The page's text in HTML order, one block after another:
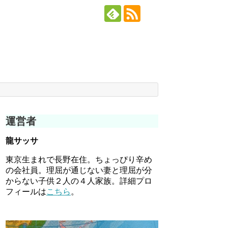
運営者
龍サッサ
東京生まれで長野在住。ちょっぴり辛め
の会社員。理屈が通じない妻と理屈が分
からない子供２人の４人家族。詳細プロ
フィールはこちら 。